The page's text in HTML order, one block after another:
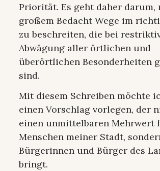
Priorität. Es geht daher darum,
großem Bedacht Wege im
zu beschreiten, die bei
Abwägung aller örtlichen und
überörtlichen Besonderheiten
sind.
Mit diesem Schreiben möchte
einen Vorschlag vorlegen, der
einen unmittelbaren Mehrwert
Menschen meiner Stadt,
Bürgerinnen und Bürger des
bringt.